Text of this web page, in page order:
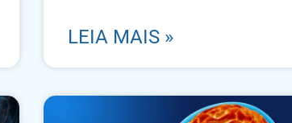
LEIA MAIS »